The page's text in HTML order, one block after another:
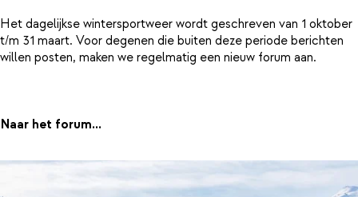
Het dagelijkse wintersportweer wordt geschreven van 1 oktober
t/m 31 maart. Voor degenen die buiten deze periode berichten
willen posten, maken we regelmatig een nieuw forum aan.
Naar het forum...